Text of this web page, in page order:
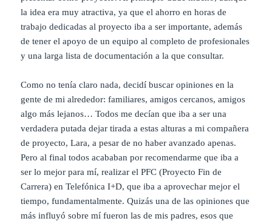
la idea era muy atractiva, ya que el ahorro en horas de
trabajo dedicadas al proyecto iba a ser importante, además
de tener el apoyo de un equipo al completo de profesionales
y una larga lista de documentación a la que consultar.
Como no tenía claro nada, decidí buscar opiniones en la
gente de mi alrededor: familiares, amigos cercanos, amigos
algo más lejanos… Todos me decían que iba a ser una
verdadera putada dejar tirada a estas alturas a mi compañera
de proyecto, Lara, a pesar de no haber avanzado apenas.
Pero al final todos acababan por recomendarme que iba a
ser lo mejor para mí, realizar el PFC (Proyecto Fin de
Carrera) en Telefónica I+D, que iba a aprovechar mejor el
tiempo, fundamentalmente. Quizás una de las opiniones que
más influyó sobre mí fueron las de mis padres, esos que